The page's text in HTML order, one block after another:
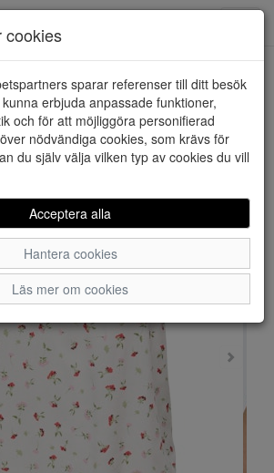
cookies
sparar referenser till ditt besök
erbjuda anpassade funktioner,
och för att möjliggöra personifierad
nödvändiga cookies, som krävs för
du själv välja vilken typ av cookies du vill
Acceptera alla
Hantera cookies
Läs mer om cookies